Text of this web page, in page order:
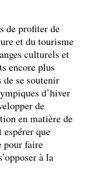
de profiter de
et du tourisme
culturels et
encore plus
se soutenir
d’hiver
de
en matière de
que
pour faire
à la